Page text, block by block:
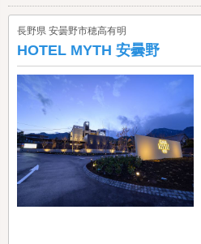
長野県 安曇野市穂高有明
HOTEL MYTH 安曇野